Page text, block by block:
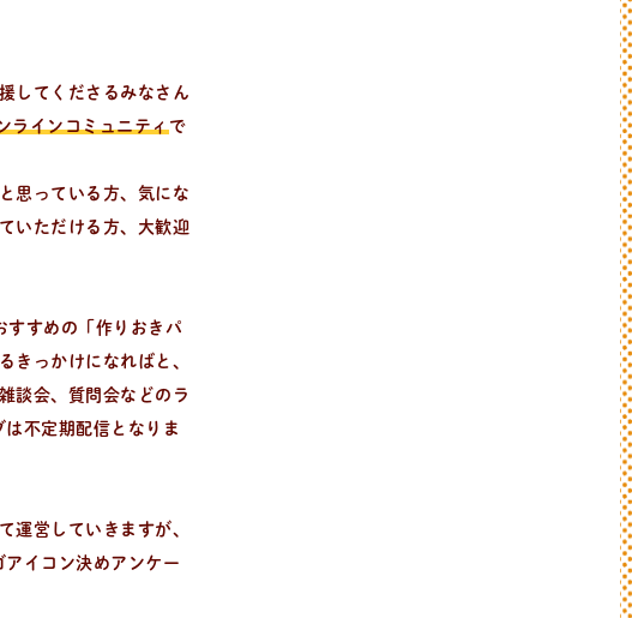
してくださるみなさん
ラインコミュニティで
思っている方、気にな
いただける方、大歓迎
すすめの「作りおきパ
きっかけになればと、
談会、質問会などのラ
不定期配信となりま
運営していきますが、
イコン決めアンケー